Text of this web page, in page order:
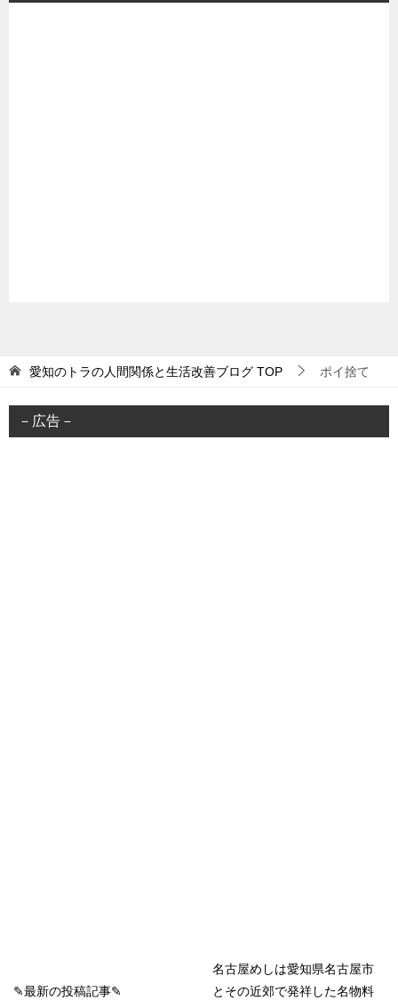
愛知のトラの人間関係と生活改善ブログ TOP ポイ捨て
－広告－
✎最新の投稿記事✎
名古屋めしは愛知県名古屋市
とその近郊で発祥した名物料